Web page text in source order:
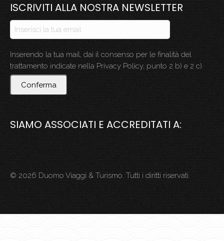
ISCRIVITI ALLA NOSTRA NEWSLETTER
Inserendo la tua mail, dai il consenso per le finalità del
trattamento indicate nella Privacy Policy, punto 2 b) e 2 c).
Conferma
SIAMO ASSOCIATI E ACCREDITATI A:
© 2026 Duomo Viaggi & Turismo. Tutti i diritti riservati.